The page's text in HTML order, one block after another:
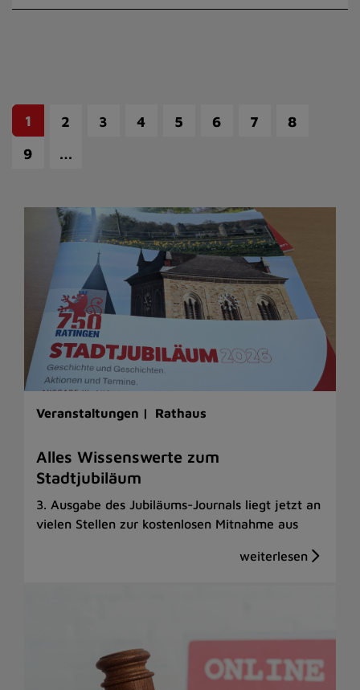
1 2 3 4 5 6 7
8
9
…
Veranstaltungen | Rathaus
Alles Wissenswerte zum
Stadtjubiläum
3. Ausgabe des Jubiläums-Journals liegt jetzt an
vielen Stellen zur kostenlosen Mitnahme aus